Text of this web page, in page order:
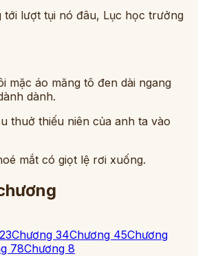
tới lượt tụi nó đâu, Lục học trưởng
mặc áo măng tô đen dài ngang
dành.
thuở thiếu niên của anh ta vào
mắt có giọt lệ rơi xuống.
3Chương 34Chương 45Chương
78Chương 8